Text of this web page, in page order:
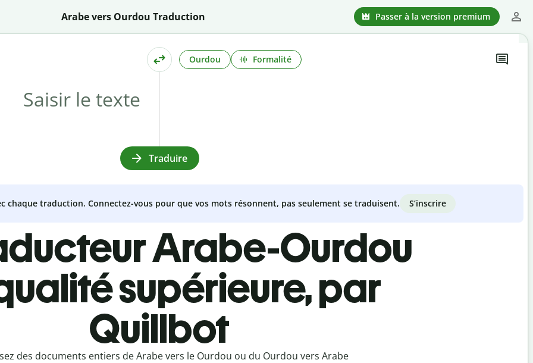
Arabe vers Ourdou Traduction Passer à la version premium
Ourdou Formalité
Traduire
chaque traduction. Connectez-vous pour que vos mots résonnent, pas seulement se traduisent. S’inscrire
Arabe-Ourdou
supérieure, par
Quillbot
des documents entiers de Arabe vers le Ourdou ou du Ourdou vers Arabe